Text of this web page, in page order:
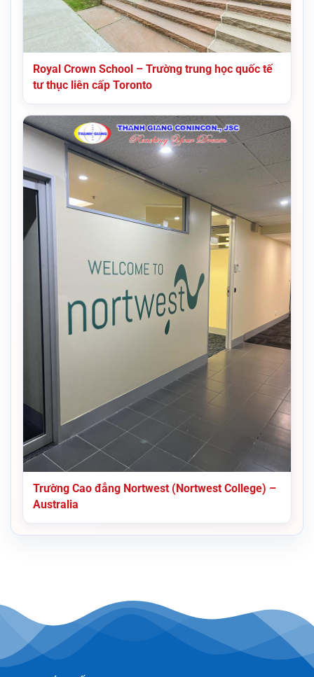
Royal Crown School – Trường trung học quốc tế
tư thục liên cấp Toronto
Trường Cao đẳng Nortwest (Nortwest College) –
Australia